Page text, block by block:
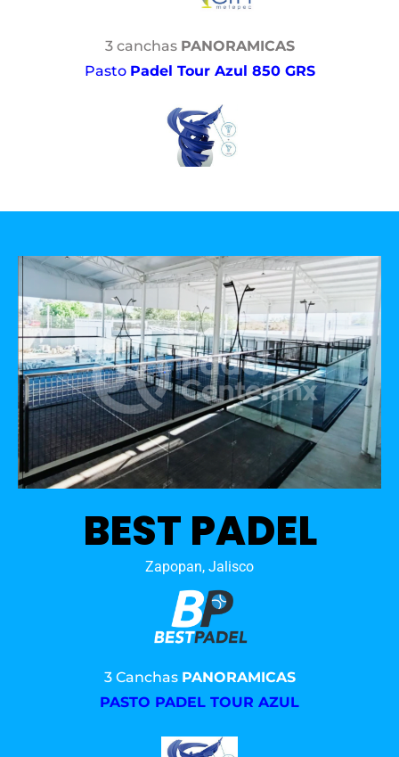
3 canchas PANORAMICAS
Pasto Padel Tour Azul 850 GRS
BEST PADEL
Zapopan, Jalisco
3 Canchas PANORAMICAS
PASTO PADEL TOUR AZUL